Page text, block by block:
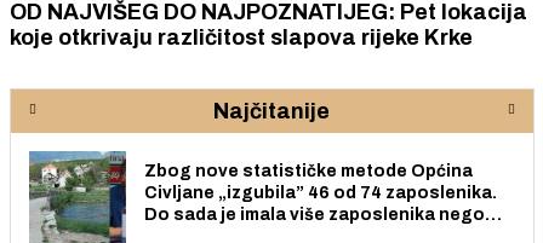
OD NAJVIŠEG DO NAJPOZNATIJEG: Pet lokacija
koje otkrivaju različitost slapova rijeke Krke
Najčitanije
Zbog nove statističke metode Općina
Civljane „izgubila” 46 od 74 zaposlenika.
Do sada je imala više zaposlenika nego